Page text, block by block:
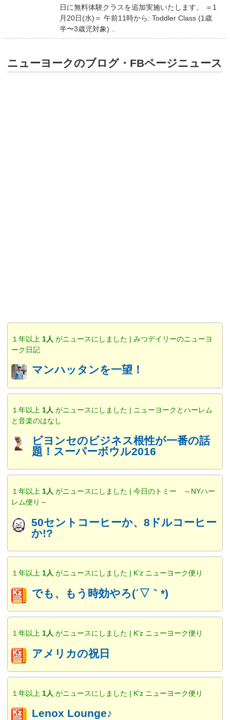
日に無料体験クラスを追加実施いたします。 ＝1
月20日(水)＝ 午前11時から: Toddler Class (1歳
半〜3歳児対象) ..
ニューヨークのブログ・FBページニュース
１年以上 1人 がニュースにしました | みつデイリーのニューヨ
ーク日記
マンハッタンを一望！
１年以上 1人 がニュースにしました | ニューヨークとハーレム
と音楽のはなし
ビヨンセのビジネス根性が一番の話
題！スーパーボウル2016
１年以上 1人 がニュースにしました | 今日のトミー ～NYハー
レム便り～
50セントコーヒーか、8ドルコーヒー
か!?
１年以上 1人 がニュースにしました | K'z ニューヨーク便り
でも、もう時効やろ(´▽｀*)
１年以上 1人 がニュースにしました | K'z ニューヨーク便り
アメリカの祝日
１年以上 1人 がニュースにしました | K'z ニューヨーク便り
Lenox Lounge♪